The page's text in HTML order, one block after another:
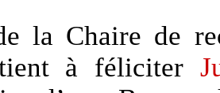
la Chaire de
à féliciter